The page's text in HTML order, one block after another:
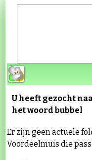
U heeft gezocht
het woordbubbel
Er zijn geen actuele
Voordeelmuis die